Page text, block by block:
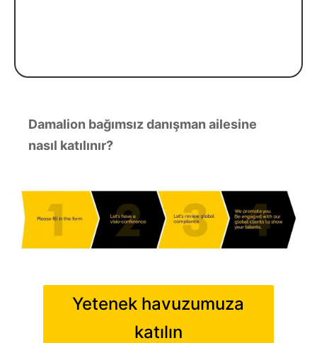
Damalion bağımsız danışman ailesine
nasıl katılınır?
Yetenek havuzumuza
katılın